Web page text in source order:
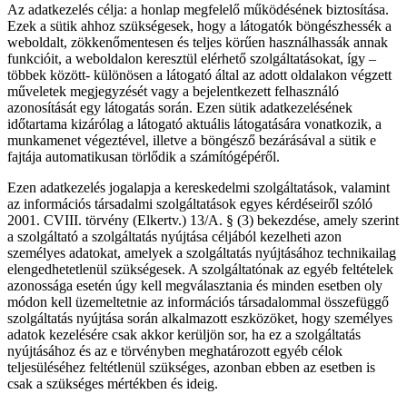
Az adatkezelés célja: a honlap megfelelő működésének biztosítása.
Ezek a sütik ahhoz szükségesek, hogy a látogatók böngészhessék a
weboldalt, zökkenőmentesen és teljes körűen használhassák annak
funkcióit, a weboldalon keresztül elérhető szolgáltatásokat, így –
többek között- különösen a látogató által az adott oldalakon végzett
műveletek megjegyzését vagy a bejelentkezett felhasználó
azonosítását egy látogatás során. Ezen sütik adatkezelésének
időtartama kizárólag a látogató aktuális látogatására vonatkozik, a
munkamenet végeztével, illetve a böngésző bezárásával a sütik e
fajtája automatikusan törlődik a számítógépéről.
Ezen adatkezelés jogalapja a kereskedelmi szolgáltatások, valamint
az információs társadalmi szolgáltatások egyes kérdéseiről szóló
2001. CVIII. törvény (Elkertv.) 13/A. § (3) bekezdése, amely szerint
a szolgáltató a szolgáltatás nyújtása céljából kezelheti azon
személyes adatokat, amelyek a szolgáltatás nyújtásához technikailag
elengedhetetlenül szükségesek. A szolgáltatónak az egyéb feltételek
azonossága esetén úgy kell megválasztania és minden esetben oly
módon kell üzemeltetnie az információs társadalommal összefüggő
szolgáltatás nyújtása során alkalmazott eszközöket, hogy személyes
adatok kezelésére csak akkor kerüljön sor, ha ez a szolgáltatás
nyújtásához és az e törvényben meghatározott egyéb célok
teljesüléséhez feltétlenül szükséges, azonban ebben az esetben is
csak a szükséges mértékben és ideig.